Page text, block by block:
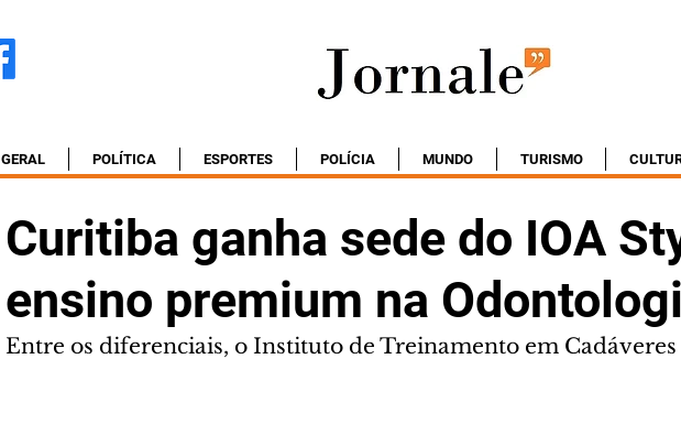
GERAL POLÍTICA ESPORTES POLÍCIA MUNDO TURISMO
Curitiba ganha sede do IOA
ensino premium na
Entre os diferenciais, o Instituto de Treinamento em Cadáveres